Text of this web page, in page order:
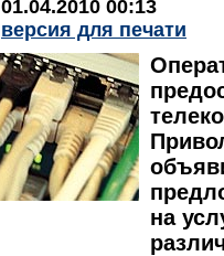
01.04.2010 00:13
версия для печати
на